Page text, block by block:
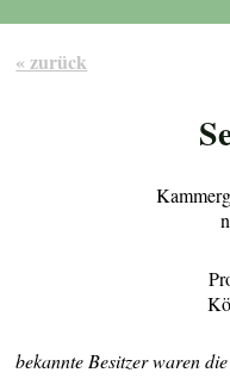
« zurück
bekannte Besitzer waren die